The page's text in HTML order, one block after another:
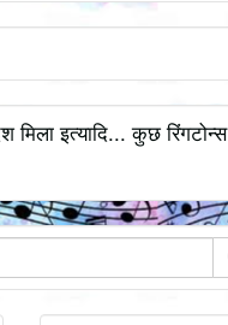
मिला इत्यादि... कुछ रिंगटोन्स